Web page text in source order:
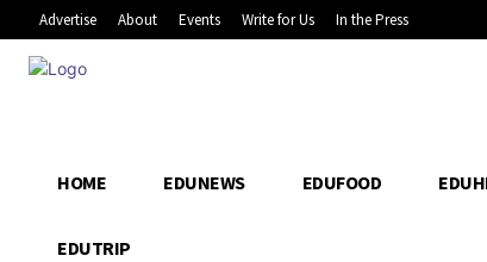
Advertise About Events Write for Us In the Press
HOME EDUNEWS EDUFOOD
EDUTRIP